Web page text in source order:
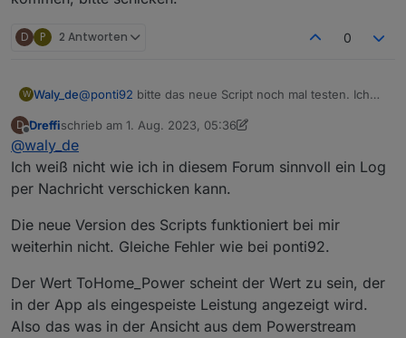
01:00:27.237	error	javascript.0 (1330) at
01:00:27.257	error	javascript.0 (1330) at
Bildschirm­foto 2023-08-01 um 01.05.20
D P 2 Antworten 0
W Waly_de@ponti92 bitte das neue Script noch mal testen. Ich
Wenn da Einträge mit:
kommen, bitte schicken.
D
Offline
Dreffischrieb am 1. Aug. 2023, 05:36
zuletzt editiert von Dreffi 8. Jan. 2023, 07:49
@waly_de
Ich weiß nicht wie ich in diesem Forum sinnvoll ein Log
per Nachricht verschicken kann.
Die neue Version des Scripts funktioniert bei mir
weiterhin nicht. Gleiche Fehler wie bei ponti92.
Der Wert ToHome_Power scheint der Wert zu sein, der
in der App als eingespeiste Leistung angezeigt wird.
Also das was in der Ansicht aus dem Powerstream